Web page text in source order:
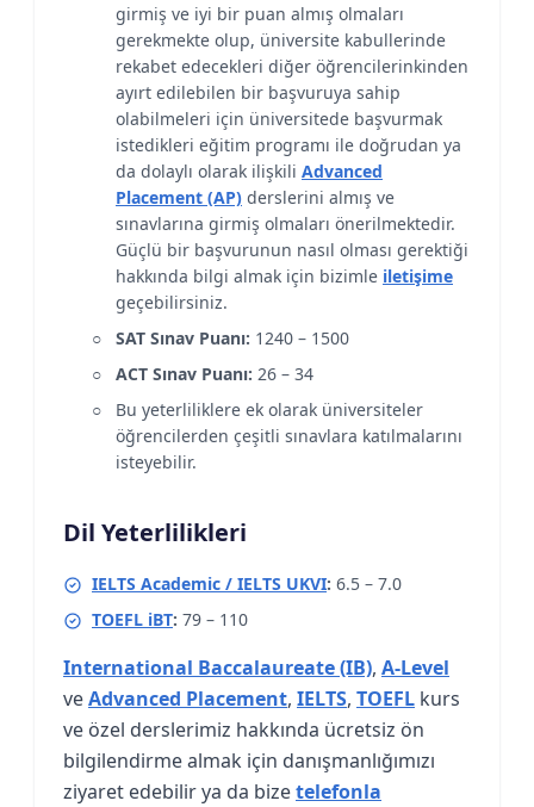
girmiş ve iyi bir puan almış olmaları
gerekmekte olup, üniversite kabullerinde
rekabet edecekleri diğer öğrencilerinkinden
ayırt edilebilen bir başvuruya sahip
olabilmeleri için üniversitede başvurmak
istedikleri eğitim programı ile doğrudan ya
da dolaylı olarak ilişkili Advanced
Placement (AP) derslerini almış ve
sınavlarına girmiş olmaları önerilmektedir.
Güçlü bir başvurunun nasıl olması gerektiği
hakkında bilgi almak için bizimle iletişime
geçebilirsiniz.
SAT Sınav Puanı: 1240 – 1500
ACT Sınav Puanı: 26 – 34
Bu yeterliliklere ek olarak üniversiteler
öğrencilerden çeşitli sınavlara katılmalarını
isteyebilir.
Dil Yeterlilikleri
IELTS Academic / IELTS UKVI: 6.5 – 7.0
TOEFL iBT: 79 – 110
International Baccalaureate (IB), A-Level
veAdvanced Placement, IELTS, TOEFL kurs
ve özel derslerimiz hakkında ücretsiz ön
bilgilendirme almak için danışmanlığımızı
ziyaret edebilir ya da bizetelefonla